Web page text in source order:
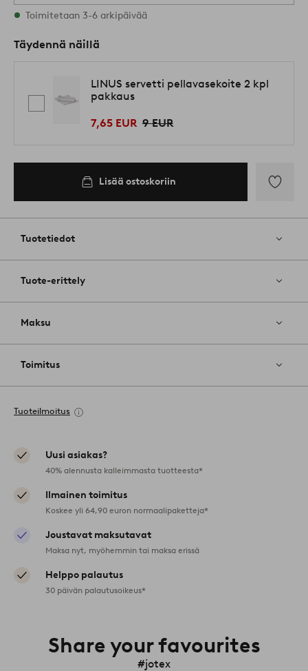
Varastossa
Toimitetaan 3-6 arkipäivää
Täydennä näillä
LINUS servetti pellavasekoite 2 kpl
pakkaus
7,65 EUR 9 EUR
Lisää ostoskoriin
Tuotetiedot
Tuote-erittely
Maksu
Toimitus
Tuoteilmoitus
Uusi asiakas?
40% alennusta kalleimmasta tuotteesta*
Ilmainen toimitus
Koskee yli 64,90 euron normaalipaketteja*
Joustavat maksutavat
Maksa nyt, myöhemmin tai maksa erissä
Helppo palautus
30 päivän palautusoikeus*
Share your favourites
#jotex